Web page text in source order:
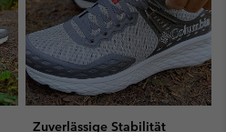
Zuverlässige Stabilität